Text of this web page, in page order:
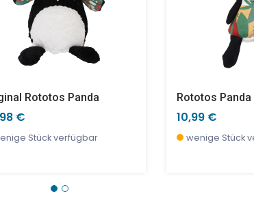
Rototos Panda
€
Stück verfügbar
Rototos Panda
10,99 €
wenige Stück